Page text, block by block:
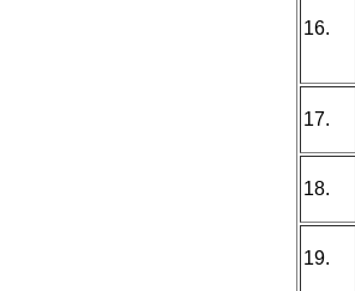
16.
17.
18.
19.